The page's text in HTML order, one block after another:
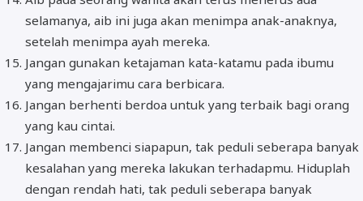
selamanya, aib ini juga akan menimpa anak-anaknya,
setelah menimpa ayah mereka.
Jangan gunakan ketajaman kata-katamu pada ibumu
yang mengajarimu cara berbicara.
Jangan berhenti berdoa untuk yang terbaik bagi orang
yang kau cintai.
Jangan membenci siapapun, tak peduli seberapa banyak
kesalahan yang mereka lakukan terhadapmu. Hiduplah
dengan rendah hati, tak peduli seberapa banyak